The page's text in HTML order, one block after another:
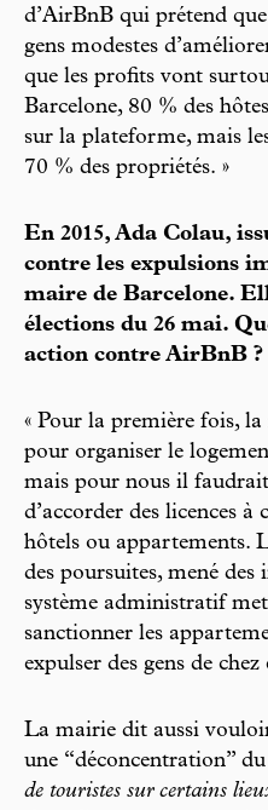
d’AirBnB qui prétend
gens modestes
que les profits vont
Barcelone, 80 % des
sur la plateforme, mais
70 % des propriétés. »
En 2015, Ada Colau,
contre les expulsions
maire de Barcelone.
élections du 26 mai.
action contre AirBnB ?
« Pour la première fois,
pour organiser le
mais pour nous il
d’accorder des licences à
hôtels ou appartements.
des poursuites, mené des
système administratif
sanctionner les
expulser des gens de
La mairie dit aussi
une “déconcentration”
de touristes sur certains